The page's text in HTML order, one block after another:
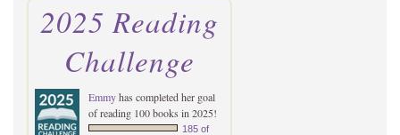
2025 Reading
Challenge
Emmyhas completed her goal
of reading 100 books in 2025!
185 of